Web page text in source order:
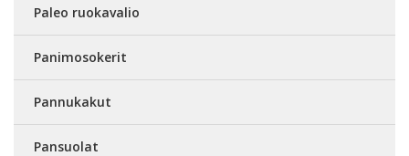
Paleo ruokavalio
Panimosokerit
Pannukakut
Pansuolat